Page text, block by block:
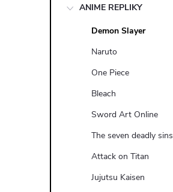
ANIME REPLIKY
Demon Slayer
Naruto
One Piece
Bleach
Sword Art Online
The seven deadly sins
Attack on Titan
Jujutsu Kaisen